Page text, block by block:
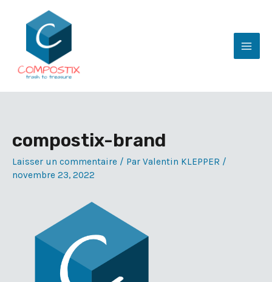
compostix-brand
Laisser un commentaire / Par Valentin KLEPPER /
novembre 23, 2022